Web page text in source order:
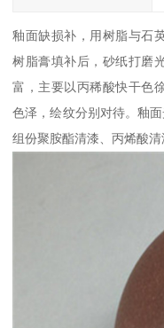
釉面缺损补，用树脂与石
树脂膏填补后，砂纸打磨
富，主要以丙稀酸快干色
色泽，绘纹分别对待。釉
组份聚胺酯清漆、丙烯酸